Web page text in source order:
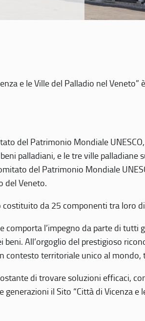
e le Ville del Palladio nel
del Patrimonio Mondiale
palladiani, e le tre ville palladiane
del Patrimonio Mondiale
del Veneto.
da 25 componenti tra loro
l’impegno da parte di
All’orgoglio del prestigioso
contesto territoriale unico al
di trovare soluzioni efficaci,
il Sito “Città di Vicenza